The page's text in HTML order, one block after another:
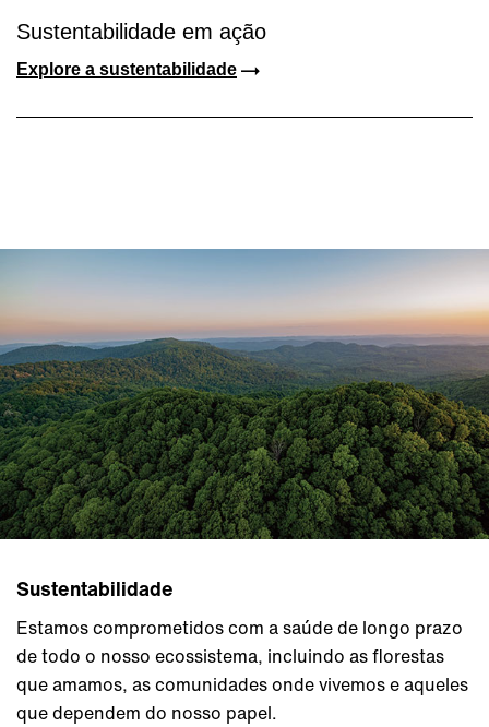
Sustentabilidade em ação
Explore a sustentabilidade
Sustentabilidade
Estamos comprometidos com a saúde de longo prazo
de todo o nosso ecossistema, incluindo as florestas
que amamos, as comunidades onde vivemos e aqueles
que dependem do nosso papel.